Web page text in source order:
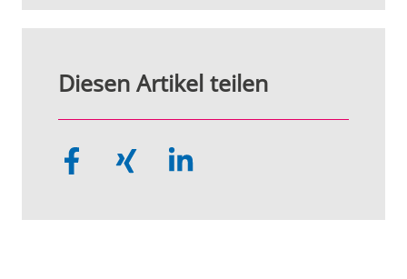
Diesen Artikel teilen